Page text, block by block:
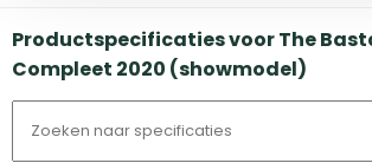
Productspecificaties voor The
Compleet 2020 (showmodel)